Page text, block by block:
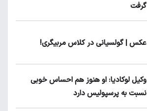
گرفت
عکس | گولسیانی در کلاس مربیگری!
وکیل لوکادیا: او هنوز هم احساس خوبی
نسبت به پرسپولیس دارد